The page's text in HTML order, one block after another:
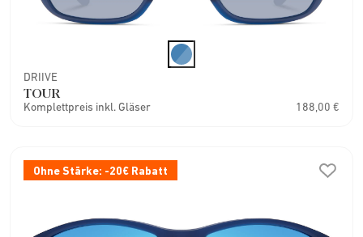
DRIIVE
TOUR
Komplettpreis inkl. Gläser 188,00 €
Ohne Stärke: -20€ Rabatt